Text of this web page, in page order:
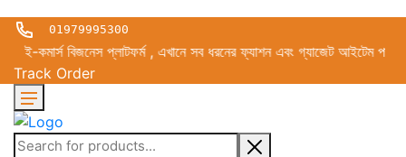
01979995300
বিজনেস প্লাটফর্ম , এখানে সব ধরনের ফ্যাশন এবং গ্যাজেট আইটেম পাইকারী
Track Order